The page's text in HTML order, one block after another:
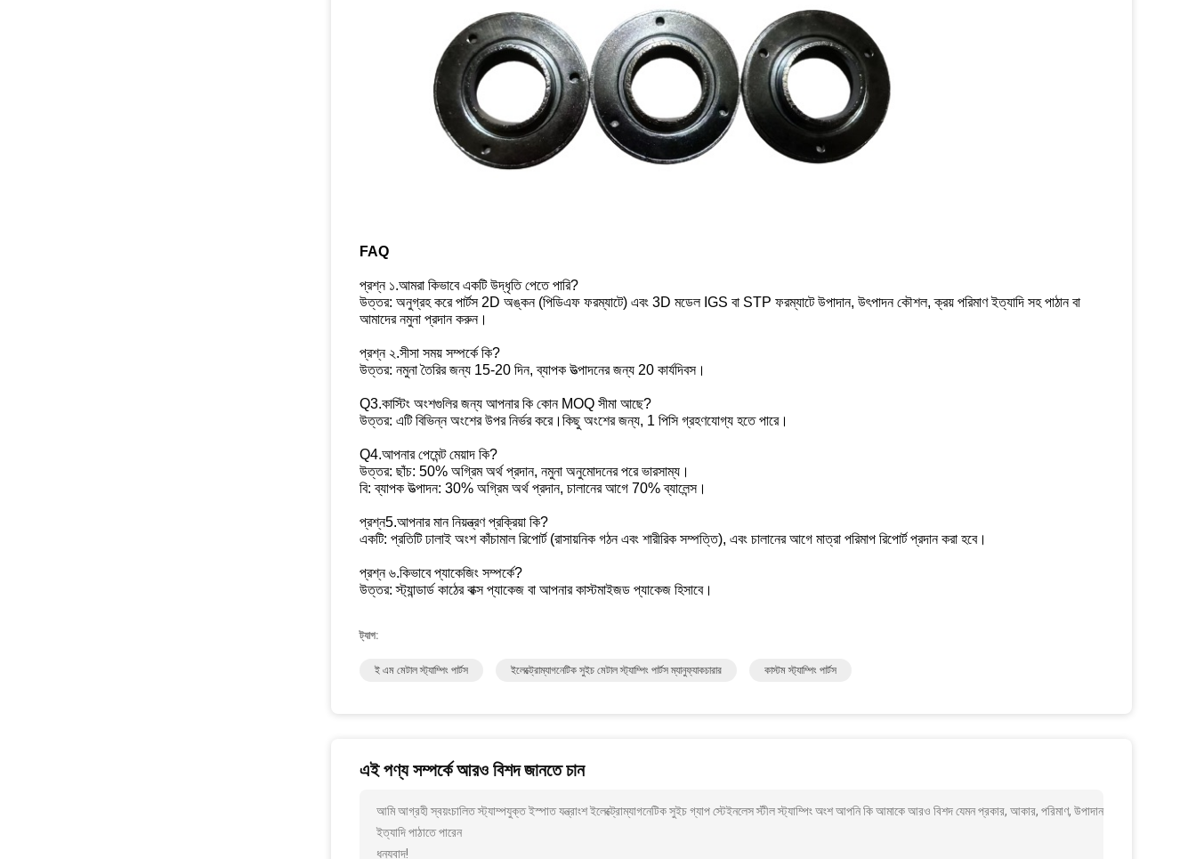
FAQ
প্রশ্ন ১.আমরা কিভাবে একটি উদ্ধৃতি পেতে পারি?
উত্তর: অনুগ্রহ করে পার্টস 2D অঙ্কন (পিডিএফ ফরম্যাটে) এবং 3D মডেল IGS বা STP ফরম্যাটে উপাদান, উৎপাদন কৌশল, ক্রয় পরিমাণ ইত্যাদি সহ পাঠান বা
আমাদের নমুনা প্রদান করুন।
প্রশ্ন ২.সীসা সময় সম্পর্কে কি?
উত্তর: নমুনা তৈরির জন্য 15-20 দিন, ব্যাপক উত্পাদনের জন্য 20 কার্যদিবস।
Q3.কাস্টিং অংশগুলির জন্য আপনার কি কোন MOQ সীমা আছে?
উত্তর: এটি বিভিন্ন অংশের উপর নির্ভর করে।কিছু অংশের জন্য, 1 পিসি গ্রহণযোগ্য হতে পারে।
Q4.আপনার পেমেন্ট মেয়াদ কি?
উত্তর: ছাঁচ: 50% অগ্রিম অর্থ প্রদান, নমুনা অনুমোদনের পরে ভারসাম্য।
বি: ব্যাপক উত্পাদন: 30% অগ্রিম অর্থ প্রদান, চালানের আগে 70% ব্যালেন্স।
প্রশ্ন5.আপনার মান নিয়ন্ত্রণ প্রক্রিয়া কি?
একটি: প্রতিটি ঢালাই অংশ কাঁচামাল রিপোর্ট (রাসায়নিক গঠন এবং শারীরিক সম্পত্তি), এবং চালানের আগে মাত্রা পরিমাপ রিপোর্ট প্রদান করা হবে।
প্রশ্ন ৬.কিভাবে প্যাকেজিং সম্পর্কে?
উত্তর: স্ট্যান্ডার্ড কাঠের বাক্স প্যাকেজ বা আপনার কাস্টমাইজড প্যাকেজ হিসাবে।
ট্যাগ:
ই এম মেটাল স্ট্যাম্পিং পার্টস ইলেক্ট্রোম্যাগনেটিক সুইচ মেটাল স্ট্যাম্পিং পার্টস ম্যানুফ্যাকচারার কাস্টম স্ট্যাম্পিং পার্টস
এই পণ্য সম্পর্কে আরও বিশদ জানতে চান
আমি আগ্রহী স্বয়ংচালিত স্ট্যাম্পযুক্ত ইস্পাত যন্ত্রাংশ ইলেক্ট্রোম্যাগনেটিক সুইচ গ্যাপ স্টেইনলেস স্টীল স্ট্যাম্পিং অংশ আপনি কি আমাকে আরও বিশদ যেমন প্রকার, আকার, পরিমাণ, উপাদান
ইত্যাদি পাঠাতে পারেন
ধন্যবাদ!